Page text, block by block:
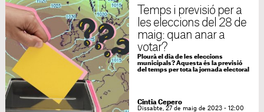
Temps i previsió per a
les eleccions del 28 de
maig: quan anar a
votar?
Plourà el dia de les eleccions
municipals? Aquesta és la previsió
del temps per tota la jornada electoral
Cintia Cepero
Dissabte, 27 de maig de 2023 - 12:00